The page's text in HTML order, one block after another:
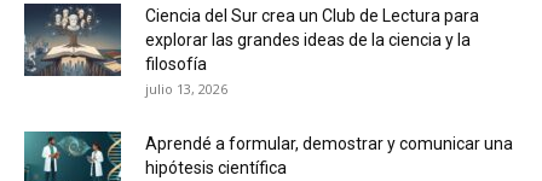
Ciencia del Sur crea un Club de Lectura para
explorar las grandes ideas de la ciencia y la
filosofía
julio 13, 2026
Aprendé a formular, demostrar y comunicar una
hipótesis científica